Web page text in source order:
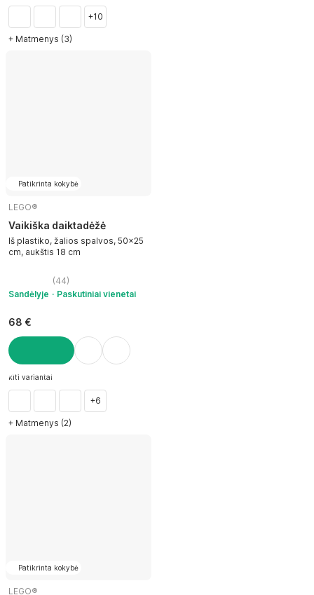
+10
+ Matmenys (3)
Patikrinta kokybė
LEGO®
Vaikiška daiktadėžė
Iš plastiko, žalios spalvos, 50x25
cm, aukštis 18 cm
(44)
Sandėlyje
Paskutiniai vienetai
68 €
Į KREPŠELĮ
kiti variantai
+6
+ Matmenys (2)
Patikrinta kokybė
LEGO®